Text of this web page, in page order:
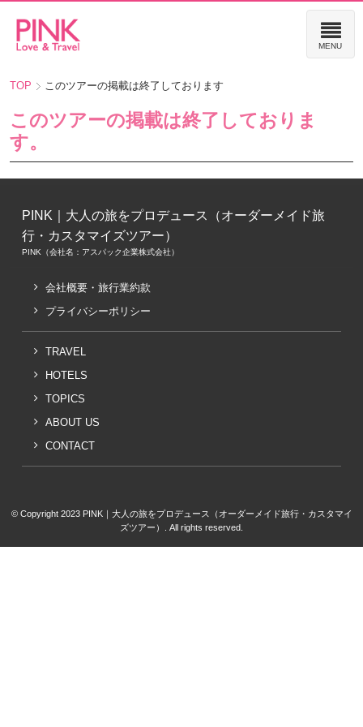
TOP このツアーの掲載は終了しております
このツアーの掲載は終了しておりま
す。
PINK｜大人の旅をプロデュース（オーダーメイド旅
行・カスタマイズツアー）
PINK（会社名：アスパック企業株式会社）
会社概要・旅行業約款
プライバシーポリシー
TRAVEL
HOTELS
TOPICS
ABOUT US
CONTACT
© Copyright 2023 PINK｜大人の旅をプロデュース（オーダーメイド旅行・カスタマイ
ズツアー）. All rights reserved.